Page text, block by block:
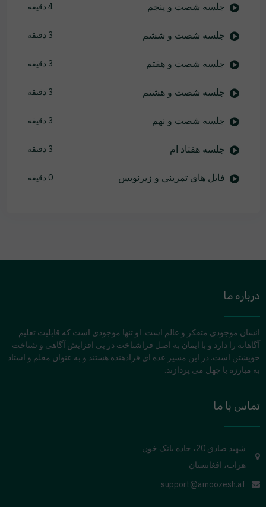
جلسه شصت و پنجم 4 دقیقه
جلسه شصت و ششم 3 دقیقه
جلسه شصت و هفتم 3 دقیقه
جلسه شصت و هشتم 3 دقیقه
جلسه شصت و نهم 3 دقیقه
جلسه هفتاد ام 3 دقیقه
فایل های تمرینی و زیرنویس 0 دقیقه
درباره ما
انسان موجودی متفکر و عالم است. او تنها موجودی است که قابلیت تعلیم
آگاهانه را دارد و با ایمان به اصل فراشناخت در پی افزایش آگاهی و شناخت
خویشتن است. در این مسیر عده ای فرادهنده هستند و به عنوان معلم و استاد
به مبارزه با جهل می پردازند.
تماس با ما
شهید صادق 20، جاده بانک خون
هرات، افغانستان
support@amoozesh.af